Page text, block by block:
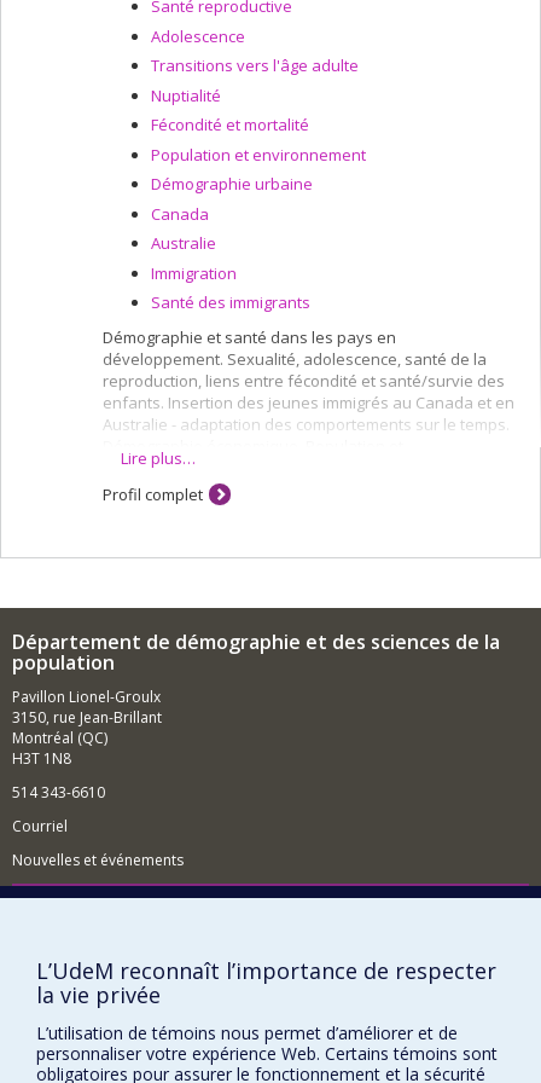
Santé reproductive
Adolescence
Transitions vers l'âge adulte
Nuptialité
Fécondité et mortalité
Population et environnement
Démographie urbaine
Canada
Australie
Immigration
Santé des immigrants
Démographie et santé dans les pays en
développement. Sexualité, adolescence, santé de la
reproduction, liens entre fécondité et santé/survie des
enfants. Insertion des jeunes immigrés au Canada et en
Australie - adaptation des comportements sur le temps.
l'environnement.
Lire plus…
Profil complet
Département de démographie et des sciences de la
population
Pavillon Lionel-Groulx
3150, rue Jean-Brillant
Montréal (QC)
H3T 1N8
514 343-6610
Courriel
Nouvelles et événements
Comment soutenir le Département?
Plan du site
Signaler une erreur
Accessibilité
L’UdeM reconnaît l’importance de respecter
la vie privée
L’utilisation de témoins nous permet d’améliorer et de
personnaliser votre expérience Web. Certains témoins sont
obligatoires pour assurer le fonctionnement et la sécurité